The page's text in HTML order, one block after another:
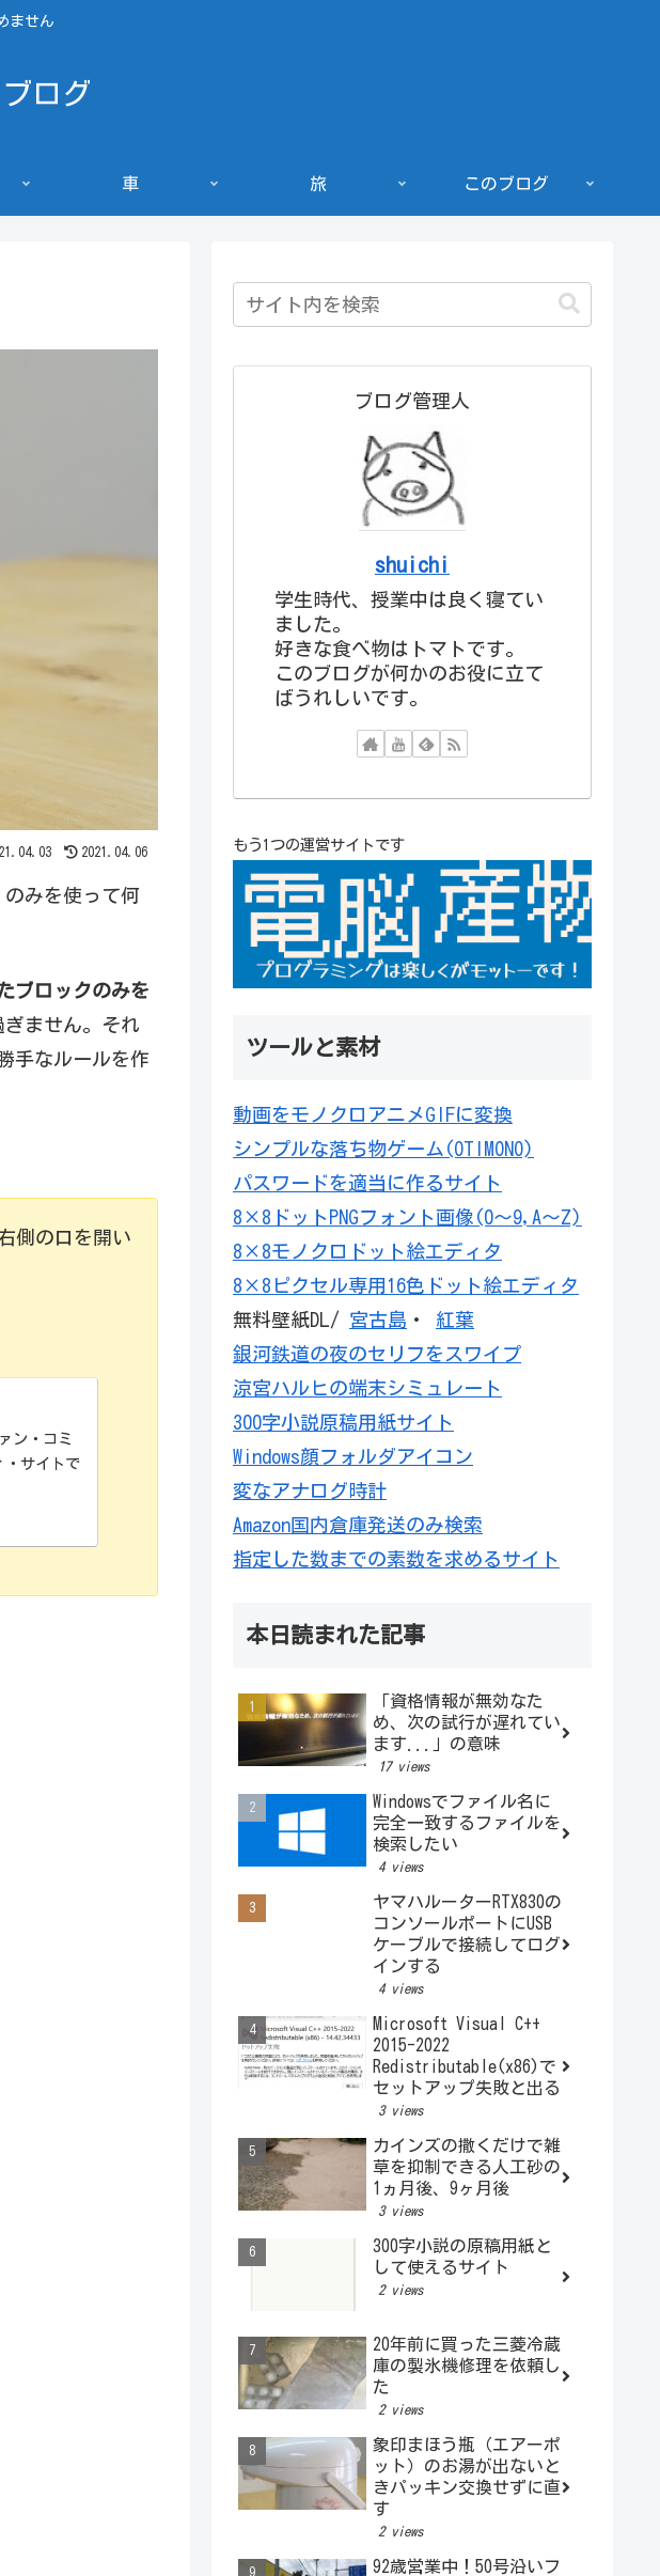
ません
ログ
車 旅 このブログ
2021.04.06
のみを使って何
ブロックのみを
ません。それ
手なルールを作
側の口を開い
ン・コミ
・サイトで
ブログ管理人
shuichi
学生時代、授業中は良く寝てい
ました。
好きな食べ物はトマトです。
このブログが何かのお役に立て
ばうれしいです。
もう1つの運営サイトです
ツールと素材
動画をモノクロアニメGIFに変換
シンプルな落ち物ゲーム(OTIMONO)
パスワードを適当に作るサイト
8×8ドットPNGフォント画像(0～9,A～Z)
8×8モノクロドット絵エディタ
8×8ピクセル専用16色ドット絵エディタ
無料壁紙DL/ 宮古島 ・ 紅葉
銀河鉄道の夜のセリフをスワイプ
涼宮ハルヒの端末シミュレート
300字小説原稿用紙サイト
Windows顔フォルダアイコン
変なアナログ時計
Amazon国内倉庫発送のみ検索
指定した数までの素数を求めるサイト
本日読まれた記事
「資格情報が無効なた
め、次の試行が遅れてい
ます...」の意味
17 views
Windowsでファイル名に
完全一致するファイルを
検索したい
4 views
ヤマハルーターRTX830の
コンソールポートにUSB
ケーブルで接続してログ
インする
4 views
Microsoft Visual C++
2015-2022
Redistributable(x86)で
セットアップ失敗と出る
3 views
カインズの撒くだけで雑
草を抑制できる人工砂の
1ヵ月後、9ヶ月後
3 views
300字小説の原稿用紙と
して使えるサイト
2 views
20年前に買った三菱冷蔵
庫の製氷機修理を依頼し
た
2 views
象印まほう瓶（エアーポ
ット）のお湯が出ないと
きパッキン交換せずに直
す
2 views
92歳営業中！50号沿いフ